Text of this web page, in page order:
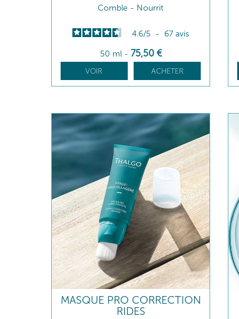
Comble - Nourrit
4.6/5 - 67 avis
50 ml - 75,50 €
VOIR ACHETER
MASQUE PRO CORRECTION
RIDES